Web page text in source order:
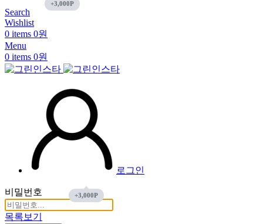
Search
Wishlist
0 items 0원
Menu
0 items 0원
로그인
비밀번호
목록보기